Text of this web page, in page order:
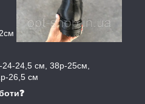
24-24,5 см, 38р-25см,
26,5 см